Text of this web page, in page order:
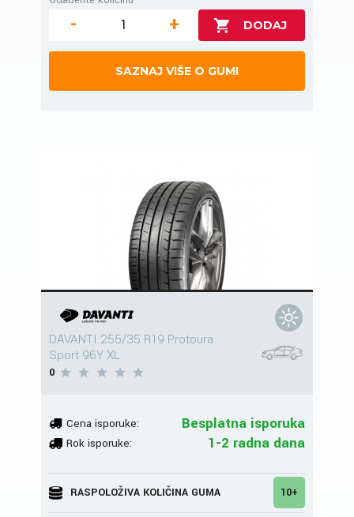
- +
SAZNAJ VIŠE O GUMI
DAVANTI 255/35 R19 Protoura
Sport 96Y XL
0
Cena isporuke: Besplatna isporuka
Rok isporuke: 1-2 radna dana
RASPOLOŽIVA KOLIČINA GUMA 10+